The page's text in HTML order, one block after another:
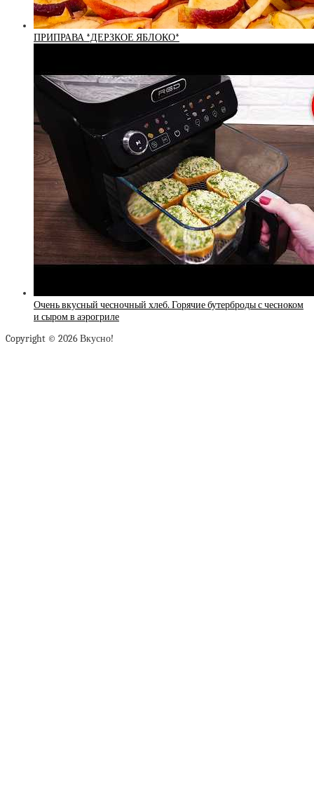
ПРИПРАВА *ДЕРЗКОЕ ЯБЛОКО*
Очень вкусный чесночный хлеб. Горячие бутерброды с чесноком
и сыром в аэрогриле
Copyright © 2026 Вкусно!